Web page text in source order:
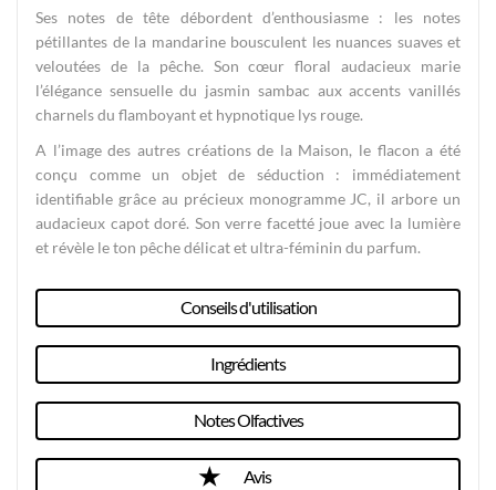
Ses notes de tête débordent d’enthousiasme : les notes
pétillantes de la mandarine bousculent les nuances suaves et
veloutées de la pêche. Son cœur floral audacieux marie
l’élégance sensuelle du jasmin sambac aux accents vanillés
charnels du flamboyant et hypnotique lys rouge.
A l’image des autres créations de la Maison, le flacon a été
conçu comme un objet de séduction : immédiatement
identifiable grâce au précieux monogramme JC, il arbore un
audacieux capot doré. Son verre facetté joue avec la lumière
et révèle le ton pêche délicat et ultra-féminin du parfum.
Conseils d'utilisation
Ingrédients
Notes Olfactives
Avis